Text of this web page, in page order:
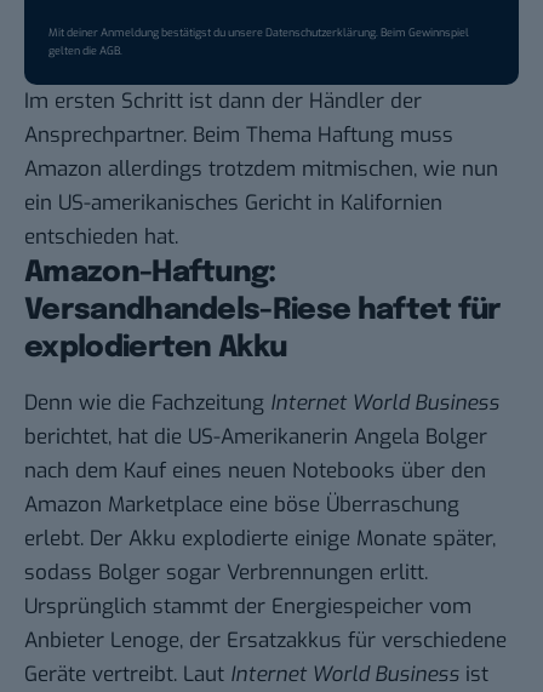
Mit deiner Anmeldung bestätigst du unsereDatenschutzerklärung. Beim Gewinnspiel
gelten dieAGB.
Im ersten Schritt ist dann der Händler der
Ansprechpartner. Beim Thema Haftung muss
Amazon allerdings trotzdem mitmischen, wie nun
ein US-amerikanisches Gericht in Kalifornien
entschieden hat.
Amazon-Haftung:
Versandhandels-Riese haftet für
explodierten Akku
Denn wie die Fachzeitung Internet World Business
berichtet, hat die US-Amerikanerin Angela Bolger
nach dem Kauf eines neuen Notebooks über den
Amazon Marketplace eine böse Überraschung
erlebt. Der Akku explodierte einige Monate später,
sodass Bolger sogar Verbrennungen erlitt.
Ursprünglich stammt der Energiespeicher vom
Anbieter Lenoge, der Ersatzakkus für verschiedene
Geräte vertreibt. Laut Internet World Business ist